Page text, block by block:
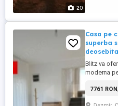
20
Casa pe
superba
Blitz va
moderna
Dezmir, pe
7761